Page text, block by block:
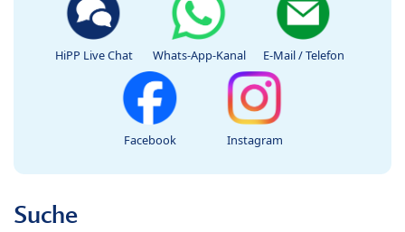
HiPP Live Chat Whats-App-Kanal E-Mail / Telefon
Facebook Instagram
Suche